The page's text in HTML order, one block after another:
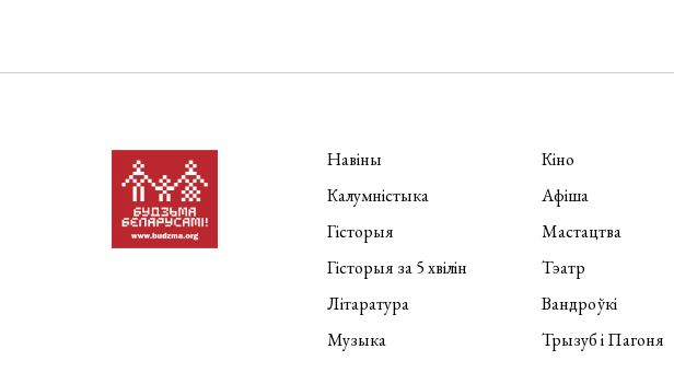
Навіны
Калумністыка
Гісторыя
Гісторыя за 5 хвілін
Літаратура
Музыка
Кіно
Афіша
Мастацтва
Тэатр
Вандроўкі
Трызуб і Пагоня